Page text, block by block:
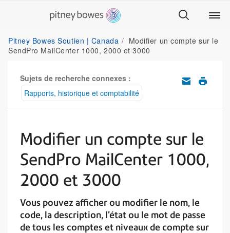
Pitney Bowes Soutien | Canada
Modifier un compte sur le
SendPro MailCenter 1000, 2000 et 3000
Sujets de recherche connexes :
Rapports, historique et comptabilité
Modifier un compte sur le
SendPro MailCenter 1000,
2000 et 3000
Vous pouvez afficher ou modifier le nom, le
code, la description, l'état ou le mot de passe
de tous les comptes et niveaux de compte sur